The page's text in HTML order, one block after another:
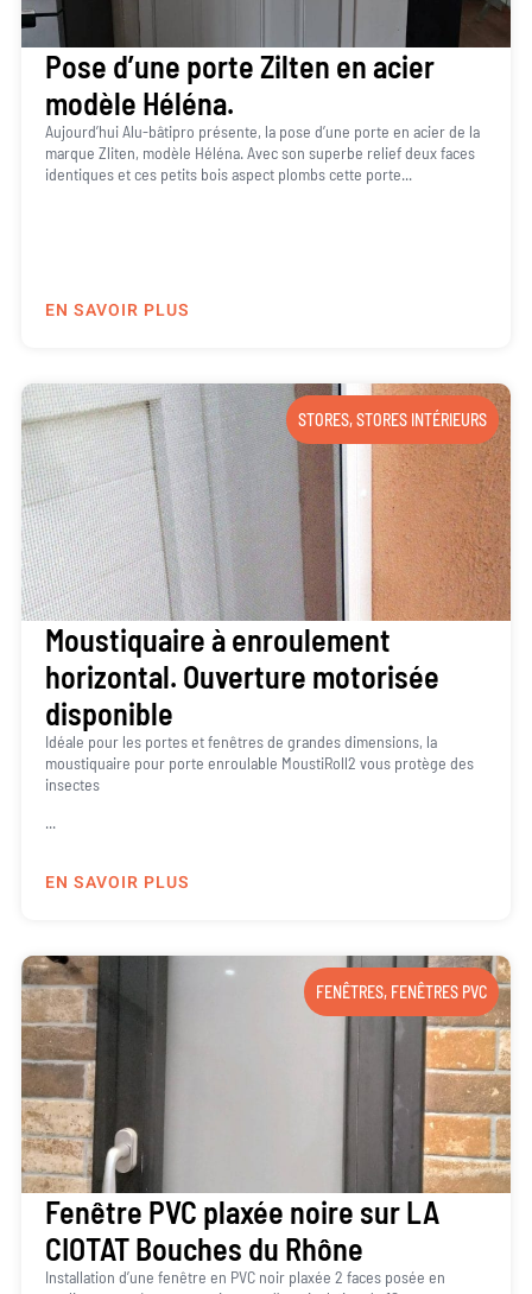
Pose d’une porte Zilten en acier
modèle Héléna.
Aujourd’hui Alu-bâtipro présente, la pose d’une porte en acier de la
marque Zliten, modèle Héléna. Avec son superbe relief deux faces
identiques et ces petits bois aspect plombs cette porte...
EN SAVOIR PLUS
STORES,STORES INTÉRIEURS
Moustiquaire à enroulement
horizontal. Ouverture motorisée
disponible
Idéale pour les portes et fenêtres de grandes dimensions, la
moustiquaire pour porte enroulable MoustiRoll2 vous protège des
insectes
...
EN SAVOIR PLUS
FENÊTRES, FENÊTRES PVC
Fenêtre PVC plaxée noire sur LA
CIOTAT Bouches du Rhône
Installation d’une fenêtre en PVC noir plaxée 2 faces posée en